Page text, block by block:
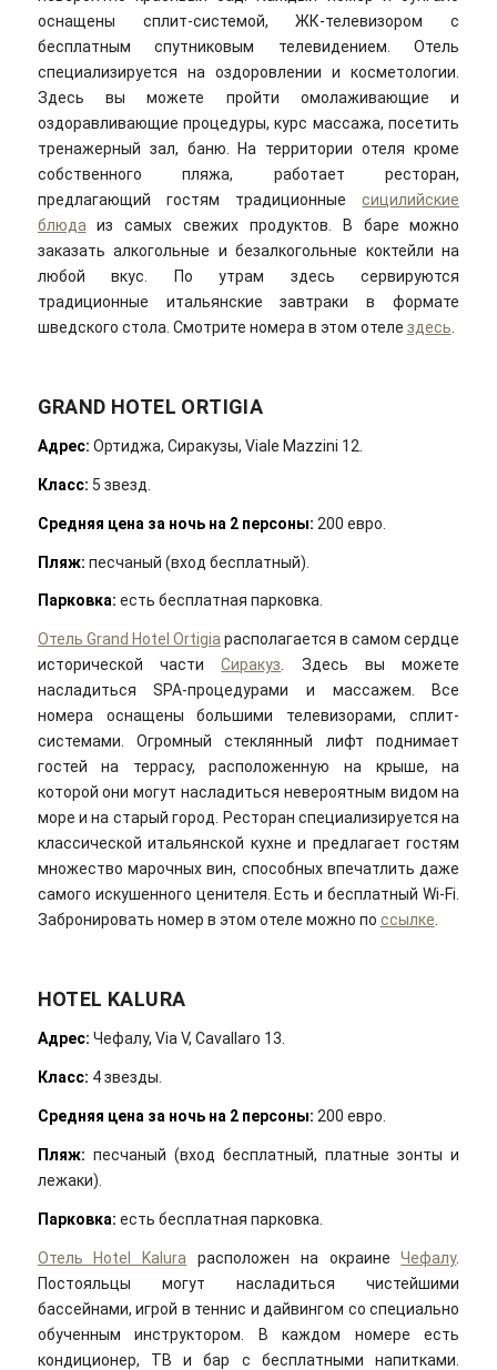
оснащены сплит-системой, ЖК-телевизором с
бесплатным спутниковым телевидением. Отель
специализируется на оздоровлении и косметологии.
Здесь вы можете пройти омолаживающие и
оздоравливающие процедуры, курс массажа, посетить
тренажерный зал, баню. На территории отеля кроме
собственного пляжа, работает ресторан,
предлагающий гостям традиционныесицилийские
блюда из самых свежих продуктов. В баре можно
заказать алкогольные и безалкогольные коктейли на
любой вкус. По утрам здесь сервируются
традиционные итальянские завтраки в формате
шведского стола. Смотрите номера в этом отеле здесь
GRAND HOTEL ORTIGIA
Адрес: Ортиджа, Сиракузы, Viale Mazzini 12.
Класс: 5 звезд.
Средняя цена за ночь на 2 персоны: 200 евро.
Пляж: песчаный (вход бесплатный).
Парковка: есть бесплатная парковка.
Отель Grand Hotel Ortigiaрасполагается в самом сердце
исторической частиСиракуз. Здесь вы можете
насладиться SPA-процедурами и массажем. Все
номера оснащены большими телевизорами, сплит-
системами. Огромный стеклянный лифт поднимает
гостей на террасу, расположенную на крыше, на
которой они могут насладиться невероятным видом на
море и на старый город. Ресторан специализируется на
классической итальянской кухне и предлагает гостям
множество марочных вин, способных впечатлить даже
самого искушенного ценителя. Есть и бесплатный Wi-Fi.
Забронировать номер в этом отеле можно по ссылке.
HOTEL KALURA
Адрес: Чефалу, Via V, Cavallaro 13.
Класс: 4 звезды.
Средняя цена за ночь на 2 персоны: 200 евро.
Пляж: песчаный (вход бесплатный, платные зонты и
лежаки).
Парковка: есть бесплатная парковка.
Отель Hotel Kalura расположен на окраинеЧефалу.
Постояльцы могут насладиться чистейшими
бассейнами, игрой в теннис и дайвингом со специально
обученным инструктором. В каждом номере есть
кондиционер, ТВ и бар с бесплатными напитками.